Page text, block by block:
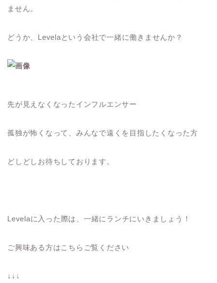
ません。
どうか、Levelaという会社で一緒に働きませんか？
先が見えなくなったインフルエンサー
孤独が怖くなって、みんなで遠くを目指したくなった方
どしどしお待ちしております。
Levelaに入った際は、一緒にランチにいきましょう！
ご興味ある方はこちらご覧ください
↓↓↓